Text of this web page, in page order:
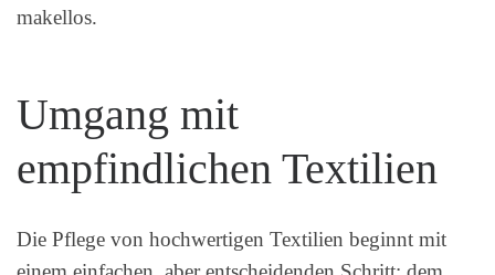
makellos.
Umgang mit
empfindlichen Textilien
Die Pflege von hochwertigen Textilien beginnt mit